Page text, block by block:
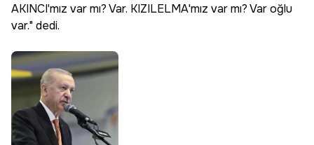
AKINCI'mız var mı? Var. KIZILELMA'mız var mı? Var oğlu
var." dedi.